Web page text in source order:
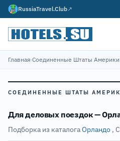
RussiaTravel.Club↗
Главная›Соединенные Штаты Америки
СОЕДИНЕННЫЕ ШТАТЫ
Для деловых поездок —
Подборка из каталогаОрландо ,